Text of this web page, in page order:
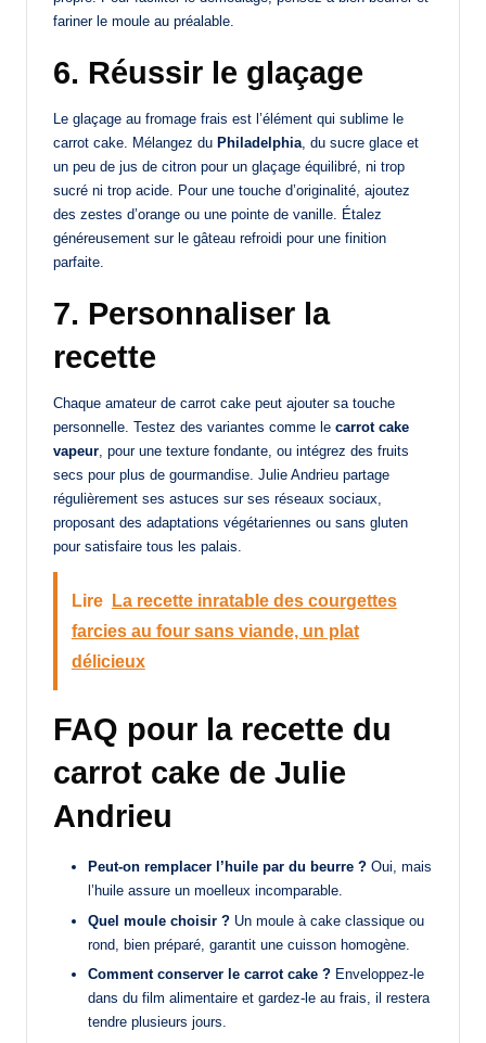
fariner le moule au préalable.
6. Réussir le glaçage
Le glaçage au fromage frais est l’élément qui sublime le
carrot cake. Mélangez du Philadelphia , du sucre glace et
un peu de jus de citron pour un glaçage équilibré, ni trop
sucré ni trop acide. Pour une touche d’originalité, ajoutez
des zestes d’orange ou une pointe de vanille. Étalez
généreusement sur le gâteau refroidi pour une finition
parfaite.
7. Personnaliser la
recette
Chaque amateur de carrot cake peut ajouter sa touche
personnelle. Testez des variantes comme le carrot cake
vapeur , pour une texture fondante, ou intégrez des fruits
secs pour plus de gourmandise. Julie Andrieu partage
régulièrement ses astuces sur ses réseaux sociaux,
proposant des adaptations végétariennes ou sans gluten
pour satisfaire tous les palais.
Lire
La recette inratable des courgettes
farcies au four sans viande, un plat
délicieux
FAQ pour la recette du
carrot cake de Julie
Andrieu
Peut-on remplacer l’huile par du beurre ? Oui, mais
l’huile assure un moelleux incomparable.
Quel moule choisir ? Un moule à cake classique ou
rond, bien préparé, garantit une cuisson homogène.
Comment conserver le carrot cake ? Enveloppez-le
dans du film alimentaire et gardez-le au frais, il restera
tendre plusieurs jours.